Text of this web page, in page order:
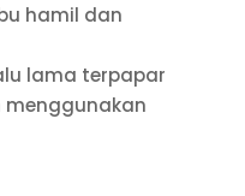
hamil dan
lama terpapar